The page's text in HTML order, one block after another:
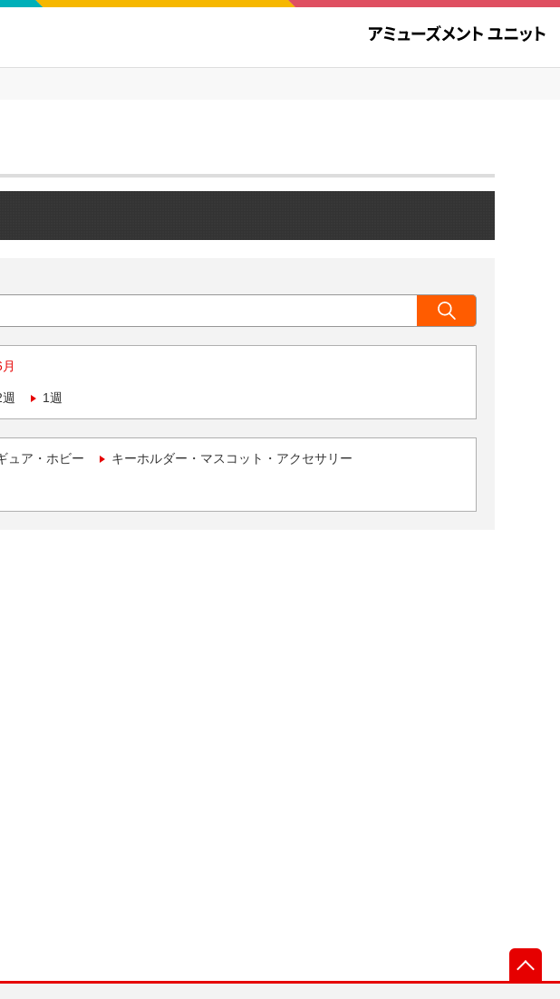
週 1週
ュア・ホビー キーホルダー・マスコット・アクセサリー